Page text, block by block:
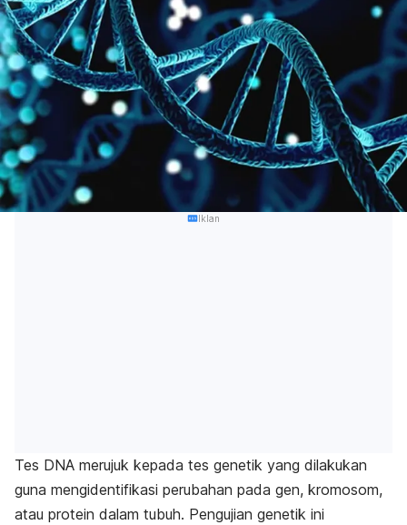
Iklan
Tes DNA merujuk kepada tes genetik yang dilakukan
guna mengidentifikasi perubahan pada gen, kromosom,
atau protein dalam tubuh. Pengujian genetik ini